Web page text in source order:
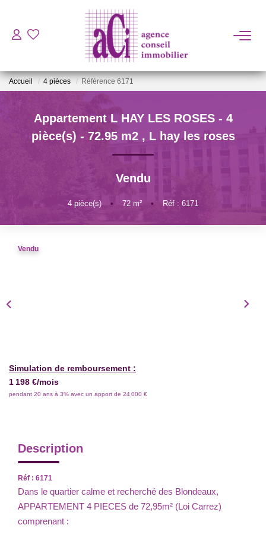
ACHETER
ESTIMER
BIENS VENDUS
Accueil 4 pièces Référence 6171
Appartement L HAY LES ROSES - 4
pièce(s) - 72.95 m2 , L hay les roses
Vendu
4 pièce(s) • 72 m² • Réf : 6171
Vendu
Simulation de remboursement :
1 198 €/mois
pendant 20 ans à 3% avec un apport de 24 000 €
Description
Réf : 6171
Dans le quartier calme et recherché des Blondeaux,
APPARTEMENT 4 PIECES de 72,95m² (Loi Carrez)
comprenant :